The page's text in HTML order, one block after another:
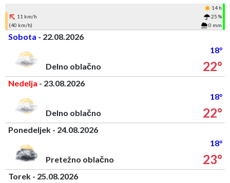
14 h
11 km/h
25 %
(40 km/h)
0 mm
Sobota - 22.08.2026
18°
Delno oblačno
22°
Nedelja - 23.08.2026
18°
Delno oblačno
22°
Ponedeljek - 24.08.2026
18°
Pretežno oblačno
23°
Torek - 25.08.2026